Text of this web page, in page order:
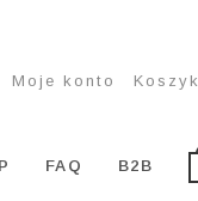
Moje konto Koszyk
FAQ B2B